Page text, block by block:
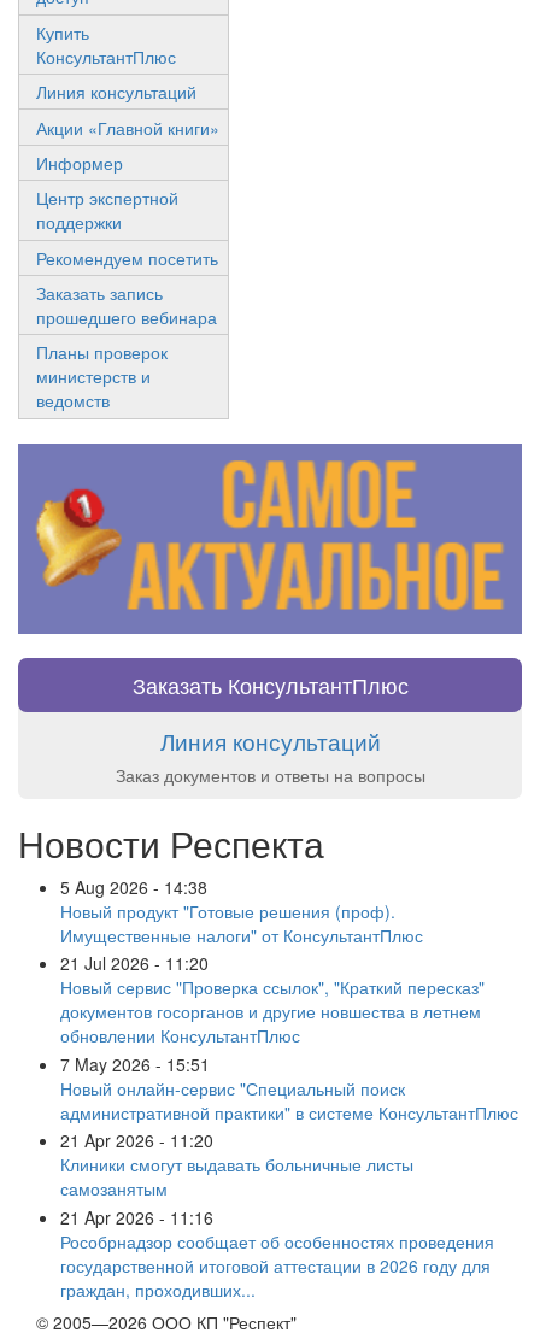
Купить
КонсультантПлюс
Линия консультаций
Акции «Главной книги»
Информер
Центр экспертной
поддержки
Рекомендуем посетить
Заказать запись
прошедшего вебинара
Планы проверок
министерств и
ведомств
Заказать КонсультантПлюс
Линия консультаций
Заказ документов и ответы на вопросы
Новости Респекта
5 Aug 2026 - 14:38
Новый продукт "Готовые решения (проф).
Имущественные налоги" от КонсультантПлюс
21 Jul 2026 - 11:20
Новый сервис "Проверка ссылок", "Краткий пересказ"
документов госорганов и другие новшества в летнем
обновлении КонсультантПлюс
7 May 2026 - 15:51
Новый онлайн-сервис "Специальный поиск
административной практики" в системе КонсультантПлюс
21 Apr 2026 - 11:20
Клиники смогут выдавать больничные листы
самозанятым
21 Apr 2026 - 11:16
Рособрнадзор сообщает об особенностях проведения
государственной итоговой аттестации в 2026 году для
граждан, проходивших...
© 2005—2026 ООО КП "Респект"